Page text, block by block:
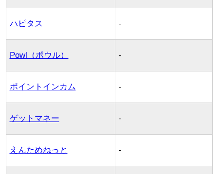
ハピタス -
Powl（ポウル） -
ポイントインカム -
ゲットマネー -
えんためねっと -